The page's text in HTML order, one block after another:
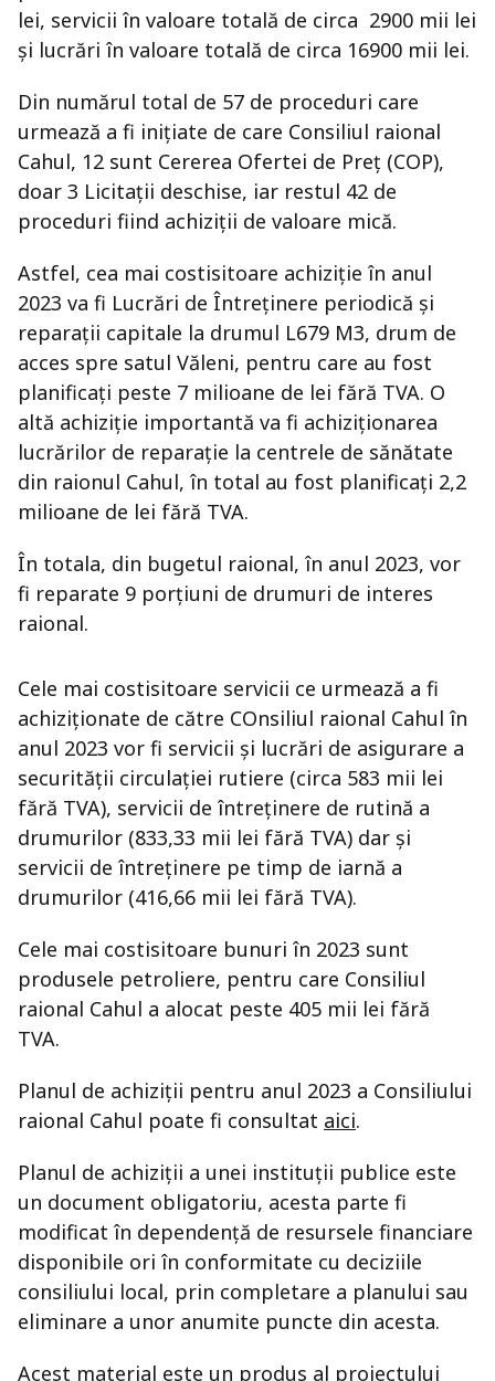
lei, servicii în valoare totală de circa 2900 mii lei
și lucrări în valoare totală de circa 16900 mii lei.
Din numărul total de 57 de proceduri care
urmează a fi inițiate de care Consiliul raional
Cahul, 12 sunt Cererea Ofertei de Preț (COP),
doar 3 Licitații deschise, iar restul 42 de
proceduri fiind achiziții de valoare mică.
Astfel, cea mai costisitoare achiziție în anul
2023 va fi Lucrări de Întreținere periodică și
reparații capitale la drumul L679 M3, drum de
acces spre satul Văleni, pentru care au fost
planificați peste 7 milioane de lei fără TVA. O
altă achiziție importantă va fi achiziționarea
lucrărilor de reparație la centrele de sănătate
din raionul Cahul, în total au fost planificați 2,2
milioane de lei fără TVA.
În totala, din bugetul raional, în anul 2023, vor
fi reparate 9 porțiuni de drumuri de interes
raional.
Cele mai costisitoare servicii ce urmează a fi
achiziționate de către COnsiliul raional Cahul în
anul 2023 vor fi servicii și lucrări de asigurare a
securității circulației rutiere (circa 583 mii lei
fără TVA), servicii de întreținere de rutină a
drumurilor (833,33 mii lei fără TVA) dar și
servicii de întreținere pe timp de iarnă a
drumurilor (416,66 mii lei fără TVA).
Cele mai costisitoare bunuri în 2023 sunt
produsele petroliere, pentru care Consiliul
raional Cahul a alocat peste 405 mii lei fără
TVA.
Planul de achiziții pentru anul 2023 a Consiliului
raional Cahul poate fi consultat aici.
Planul de achiziții a unei instituții publice este
un document obligatoriu, acesta parte fi
modificat în dependență de resursele financiare
disponibile ori în conformitate cu deciziile
consiliului local, prin completare a planului sau
eliminare a unor anumite puncte din acesta.
Acest material este un produs al proiectului